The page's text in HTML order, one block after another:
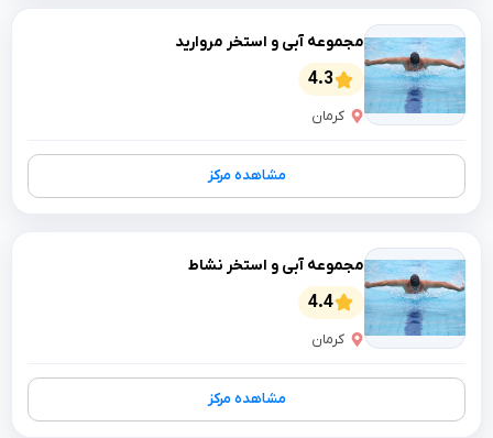
مجموعه آبی و استخر مروارید
4.3
کرمان
مشاهده مرکز
مجموعه آبی و استخر نشاط
4.4
کرمان
مشاهده مرکز